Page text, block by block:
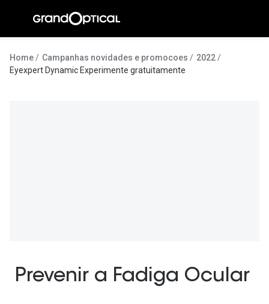
conteúdo
Ver todas
Home Campanhas novidades e promocoes
2022
Eyexpert Dynamic Experimente gratuitamente
Prevenir a Fadiga Ocular